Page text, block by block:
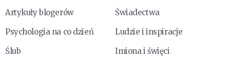
Artykuły blogerów
Świadectwa
Psychologia na co dzień
Ludzie i inspiracje
Ślub
Imiona i święci